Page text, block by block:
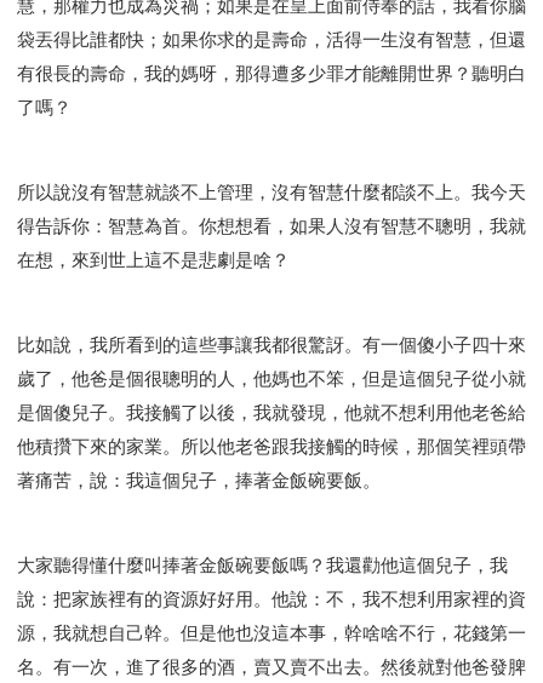
研習會02 - 得著命定成為祝福
研習會02 - 得勝教會的啟示
慧，那權力也成為災禍；如果是在皇上面前侍奉的話，我看你腦
袋丟得比誰都快；如果你求的是壽命，活得一生沒有智慧，但還
有很長的壽命，我的媽呀，那得遭多少罪才能離開世界？聽明白
了嗎？
所以說沒有智慧就談不上管理，沒有智慧什麼都談不上。我今天
得告訴你：智慧為首。你想想看，如果人沒有智慧不聰明，我就
在想，來到世上這不是悲劇是啥？
比如說，我所看到的這些事讓我都很驚訝。有一個傻小子四十來
歲了，他爸是個很聰明的人，他媽也不笨，但是這個兒子從小就
是個傻兒子。我接觸了以後，我就發現，他就不想利用他老爸給
他積攢下來的家業。所以他老爸跟我接觸的時候，那個笑裡頭帶
著痛苦，說：我這個兒子，捧著金飯碗要飯。
大家聽得懂什麼叫捧著金飯碗要飯嗎？我還勸他這個兒子，我
說：把家族裡有的資源好好用。他說：不，我不想利用家裡的資
源，我就想自己幹。但是他也沒這本事，幹啥啥不行，花錢第一
名。有一次，進了很多的酒，賣又賣不出去。然後就對他爸發脾